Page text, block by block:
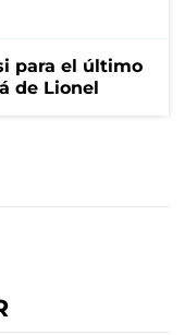
para el último
de Lionel